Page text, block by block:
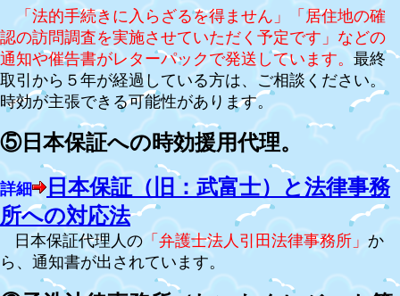
「法的手続きに入らざるを得ません」「居住地の確
認の訪問調査を実施させていただく予定です」などの
通知や催告書がレターパックで発送しています。最終
取引から５年が経過している方は、ご相談ください。
時効が主張できる可能性があります。
⑤日本保証への時効援用代理。
詳細
日本保証（旧：武富士）と法律事務
所への対応法
日本保証代理人の 「弁護士法人引田法律事務所」 か
ら、通知書が出されています。